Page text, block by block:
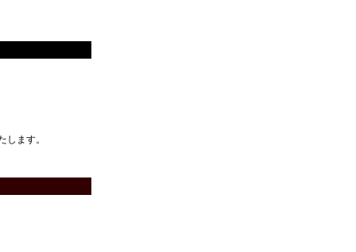
ます。